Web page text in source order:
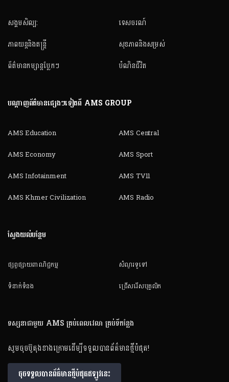
សង្គមសិល្ប:
ភាពយន្តនិងតន្ត្រី
ព័ត៌មានកម្សាន្តប្លែកៗ
ទេសចរណ៍
សុខភាពនិងសម្រស់
បំណិនជីវិត
បណ្តាញព័ត៌មានផ្សេងៗទៀតពី AMS GROUP
AMS Education
AMS Economy
AMS Infotainment
AMS Khmer Civilization
AMS Central
AMS Sport
AMS TV11
AMS Radio
ស្វែងយល់បន្ថែម
ផ្សព្វផ្សាយពាណិជ្ជកម្ម
ទំនាក់ទំនង
សំណួរទូទៅ
ជ្រើសរើសបុគ្គលិក
ទស្សនាជាមួយ AMS គ្រប់ពេលវេលា គ្រប់ទីកន្លែង
សូមចុចប៊ូតុងខាងក្រោមដើម្បីទទួលបានព័ត៌មានថ្មីបំផុត!
ចុចទទួលបានព័ត៌មានថ្មីបំផុតឥឡូវនេះ